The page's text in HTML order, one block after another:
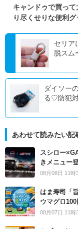
キャンドゥで買っ
り尽くせりな便利グ
セリア
脱スム
ダイソー
る♡防犯
あわせて読みたい記
スシロー
きメニュー
08月08日 11時
はま寿司「
ウマグロ
08月07日 11時